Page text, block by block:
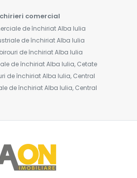
comercial
de închiriat Alba Iulia
de închiriat Alba Iulia
de închiriat Alba Iulia
de închiriat Alba Iulia, Cetate
de închiriat Alba Iulia, Central
de închiriat Alba Iulia, Central